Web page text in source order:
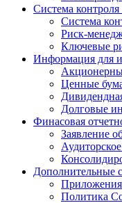
Система
Система
Риск-
Ключевые
Информация для
Ценные
Долговые
Финасовая
Заявление
Дополнительные
Приложения
Политика